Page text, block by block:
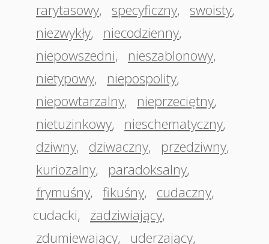
rarytasowy, specyficzny, swoisty,
niezwykły, niecodzienny,
niepowszedni, nieszablonowy,
nietypowy, niepospolity,
niepowtarzalny, nieprzeciętny,
nietuzinkowy, nieschematyczny,
dziwny, dziwaczny, przedziwny,
kuriozalny, paradoksalny,
frymuśny, fikuśny, cudaczny,
cudacki, zadziwiający,
zdumiewający, uderzający,